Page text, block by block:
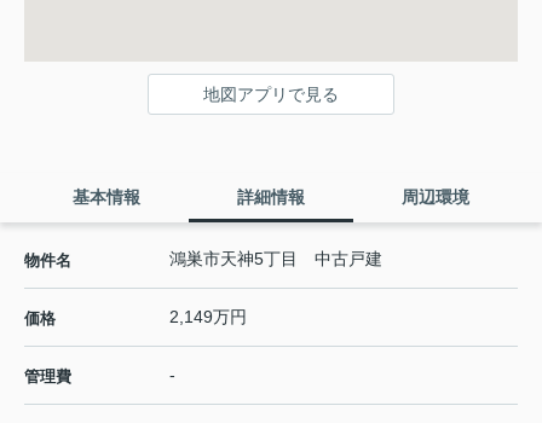
地図アプリで見る
基本情報 詳細情報 周辺環境
物件名 鴻巣市天神5丁目 中古戸建
価格 2,149万円
管理費 -